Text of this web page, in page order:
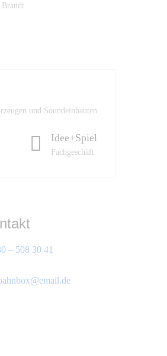
und Soundeinbauten
Idee+Spiel
Fachgeschäft
– 508 30 41